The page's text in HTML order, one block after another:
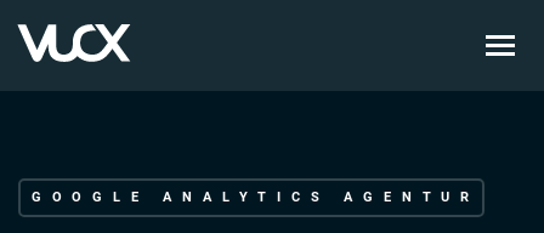
GOOGLE ANALYTICS AGENTUR